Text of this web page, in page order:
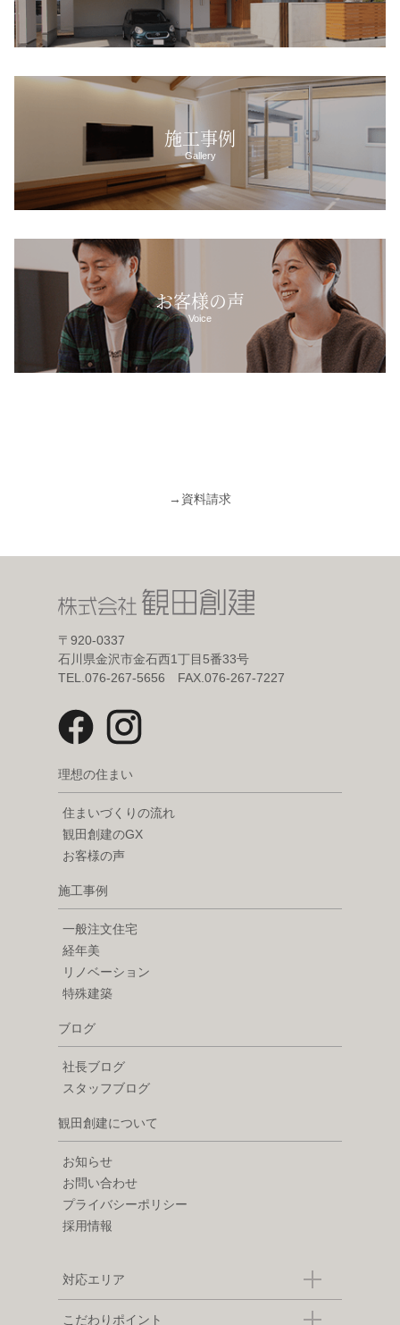
施工事例
Gallery
お客様の声
Voice
→ 資料請求
〒920-0337
石川県金沢市金石西1丁目5番33号
TEL.076-267-5656 FAX.076-267-7227
理想の住まい
住まいづくりの流れ
観田創建のGX
お客様の声
施工事例
一般注文住宅
経年美
リノベーション
特殊建築
ブログ
社長ブログ
スタッフブログ
観田創建について
お知らせ
お問い合わせ
プライバシーポリシー
採用情報
対応エリア
こだわりポイント